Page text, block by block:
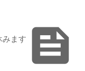

ます